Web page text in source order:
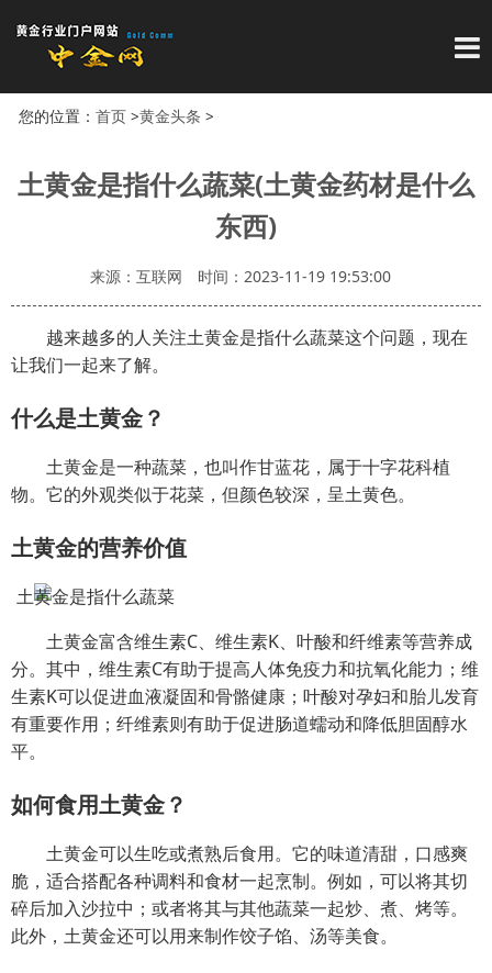
导
您的位置： 首页>黄金头条 >
土黄金是指什么蔬菜(土黄金药材是什么
东西)
来源：互联网 时间：2023-11-19 19:53:00
越来越多的人关注土黄金是指什么蔬菜这个问题，现在
让我们一起来了解。
什么是土黄金？
土黄金是一种蔬菜，也叫作甘蓝花，属于十字花科植
物。它的外观类似于花菜，但颜色较深，呈土黄色。
土黄金的营养价值
土黄金富含维生素C、维生素K、叶酸和纤维素等营养成
分。其中，维生素C有助于提高人体免疫力和抗氧化能力；维
生素K可以促进血液凝固和骨骼健康；叶酸对孕妇和胎儿发育
有重要作用；纤维素则有助于促进肠道蠕动和降低胆固醇水
平。
如何食用土黄金？
土黄金可以生吃或煮熟后食用。它的味道清甜，口感爽
脆，适合搭配各种调料和食材一起烹制。例如，可以将其切
碎后加入沙拉中；或者将其与其他蔬菜一起炒、煮、烤等。
此外，土黄金还可以用来制作饺子馅、汤等美食。